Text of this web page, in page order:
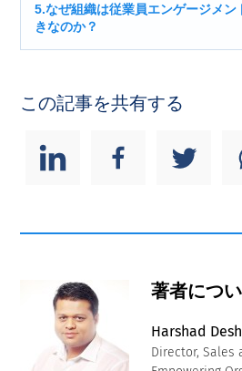
5.なぜ組織は従業員エンゲージメン
きなのか？
この記事を共有する
著者につ
Harshad
Director, Sales